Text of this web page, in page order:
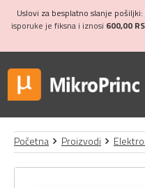
Uslovi za besplatno slanje pošiljki:
isporuke je fiksna i iznosi 600,00
Početna Proizvodi